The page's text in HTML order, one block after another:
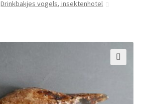
Drinkbakjes vogels, insektenhotel